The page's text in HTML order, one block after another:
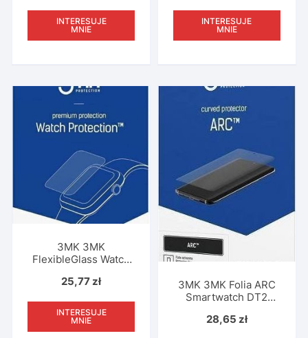
INTERESUJE
MNIE
Na Smartwatch 1 Szt.
INTERESUJE
MNIE
3MK 3MK
FlexibleGlass Watch
Szkło Hybrydowe
25,77 zł
INTERESUJE
MNIE
3MK 3MK Folia ARC
Smartwatch DT2
Folia
28,65 zł